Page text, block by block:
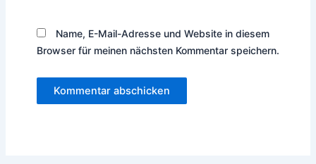
Name, E-Mail-Adresse und Website in diesem
Browser für meinen nächsten Kommentar speichern.